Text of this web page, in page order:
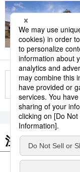
注目のキー